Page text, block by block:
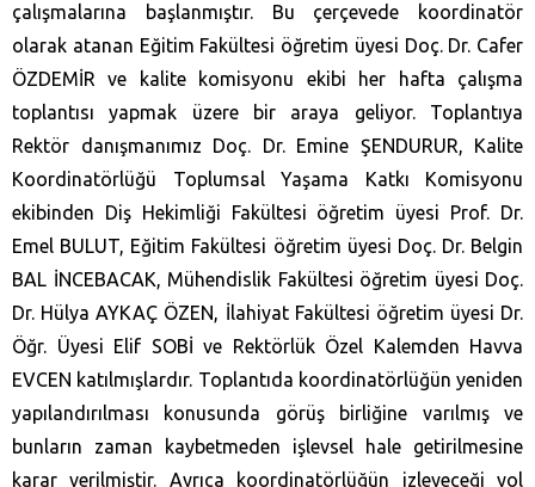
çalışmalarına başlanmıştır. Bu çerçevede koordinatör
olarak atanan Eğitim Fakültesi öğretim üyesi Doç. Dr. Cafer
ÖZDEMİR ve kalite komisyonu ekibi her hafta çalışma
toplantısı yapmak üzere bir araya geliyor. Toplantıya
Rektör danışmanımız Doç. Dr. Emine ŞENDURUR, Kalite
Koordinatörlüğü Toplumsal Yaşama Katkı Komisyonu
ekibinden Diş Hekimliği Fakültesi öğretim üyesi Prof. Dr.
Emel BULUT, Eğitim Fakültesi öğretim üyesi Doç. Dr. Belgin
BAL İNCEBACAK, Mühendislik Fakültesi öğretim üyesi Doç.
Dr. Hülya AYKAÇ ÖZEN, İlahiyat Fakültesi öğretim üyesi Dr.
Öğr. Üyesi Elif SOBİ ve Rektörlük Özel Kalemden Havva
EVCEN katılmışlardır. Toplantıda koordinatörlüğün yeniden
yapılandırılması konusunda görüş birliğine varılmış ve
bunların zaman kaybetmeden işlevsel hale getirilmesine
karar verilmiştir. Ayrıca koordinatörlüğün izleyeceği yol